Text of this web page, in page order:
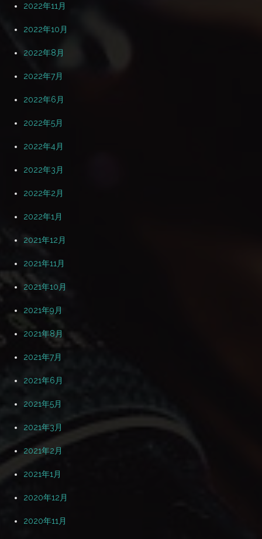
2022年11月
2022年10月
2022年8月
2022年7月
2022年6月
2022年5月
2022年4月
2022年3月
2022年2月
2022年1月
2021年12月
2021年11月
2021年10月
2021年9月
2021年8月
2021年7月
2021年6月
2021年5月
2021年3月
2021年2月
2021年1月
2020年12月
2020年11月